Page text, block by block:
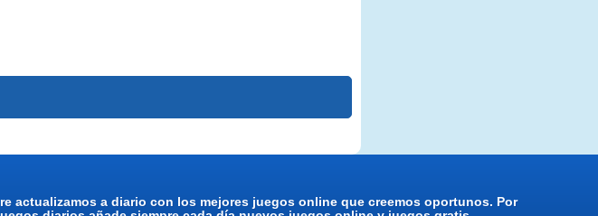
actualizamos a diario con los mejores juegos online que creemos oportunos. Por